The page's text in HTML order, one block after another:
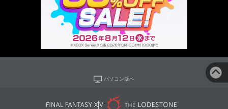
パソコン版へ